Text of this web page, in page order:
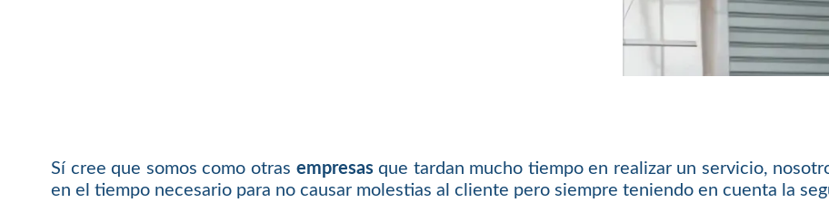
Sí cree que somos como otras empresasque tardan mucho tiempo en realizar un servicio,
en el tiempo necesario para no causar molestias al cliente pero siempre teniendo en cuenta la